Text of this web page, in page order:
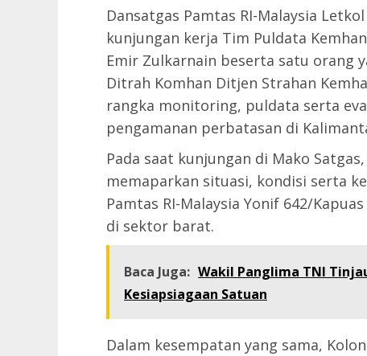
Dansatgas Pamtas RI-Malaysia
kunjungan kerja Tim Puldata
Emir Zulkarnain beserta satu orang
Ditrah Komhan Ditjen Strahan
rangka monitoring, puldata serta
pengamanan perbatasan di
Pada saat kunjungan di Mako
memaparkan situasi, kondisi serta
Pamtas RI-Malaysia Yonif 642/
di sektor barat.
Baca Juga: Wakil Panglima TNI
Kesiapsiagaan Satuan
Dalam kesempatan yang sama,